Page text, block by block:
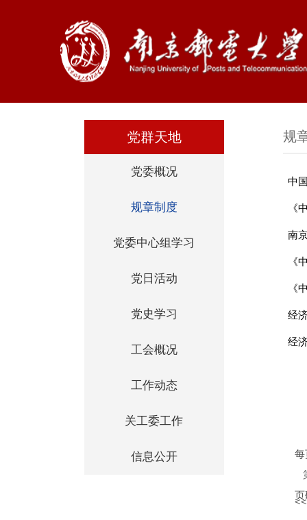
党群天地
党委概况
规章制度
党委中心组学习
党日活动
党史学习
工会概况
工作动态
关工委工作
信息公开
规
中
《
《
《
经
经